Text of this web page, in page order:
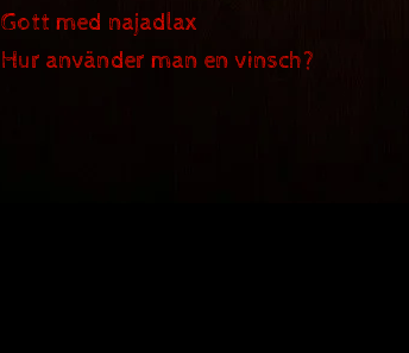
Gott med najadlax
Hur använder man en vinsch?